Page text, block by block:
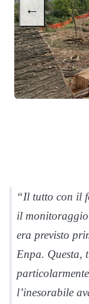
←
“Il tutto con il
il monitoraggio
era previsto
Enpa. Questa,
l’inesorabile